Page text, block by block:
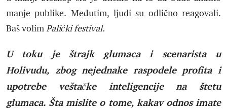
manje publike. Međutim, ljudi su odlično reagovali.
Baš volimPalićki festival.
U toku je štrajk glumaca i scenarista u
Holivudu, zbog nejednake raspodele profita i
upotrebe veštačke inteligencije na štetu
glumaca. Šta mislite o tome, kakav odnos imate